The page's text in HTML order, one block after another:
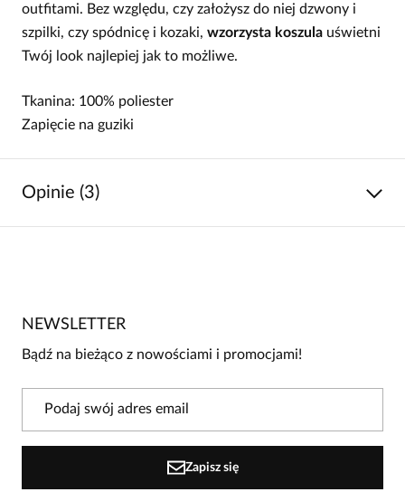
outfitami. Bez względu, czy założysz do niej dzwony i
szpilki, czy spódnicę i kozaki, wzorzysta koszula uświetni
Twój look najlepiej jak to możliwe.
Tkanina: 100% poliester
Zapięcie na guziki
Opinie (3)
4
3
1
0
W naszej witrynie opinie mogą dodawać tylko osoby, które
NEWSLETTER
Bądź na bieżąco z nowościami i promocjami!
Zapisz się